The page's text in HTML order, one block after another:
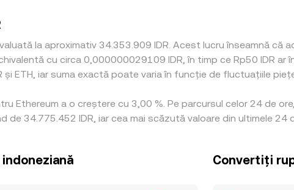
la aproximativ 34.353.909 IDR. Acest lucru înseamnă că
cu circa 0,000000029109 IDR, în timp ce Rp50 IDR
și ETH, iar suma exactă poate varia în funcție de fluctuațiile
Ethereum a o creștere cu 3,00 %. Pe parcursul celor 24 de
de 34.775.452 IDR, iar cea mai scăzută valoare din ultimele 24
Convertiți